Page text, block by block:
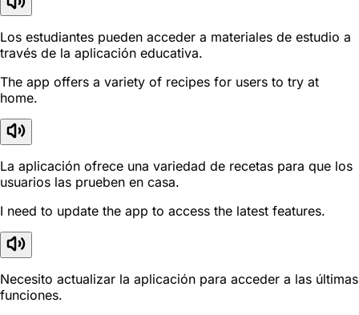
Los estudiantes pueden acceder a materiales de estudio a
través de la aplicación educativa.
The app offers a variety of recipes for users to try at
home.
La aplicación ofrece una variedad de recetas para que los
usuarios las prueben en casa.
I need to update the app to access the latest features.
Necesito actualizar la aplicación para acceder a las últimas
funciones.